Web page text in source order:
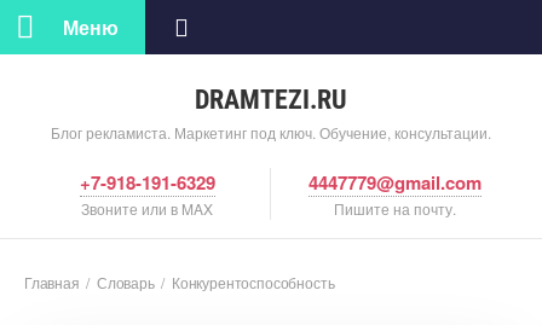
DRAMTEZI.RU
Блог рекламиста. Маркетинг под ключ. Обучение, консультации.
Меню
+7-918-191-6329
Звоните или в MAX
4447779@gmail.com
Пишите на почту.
Главная / Словарь/ Конкурентоспособность